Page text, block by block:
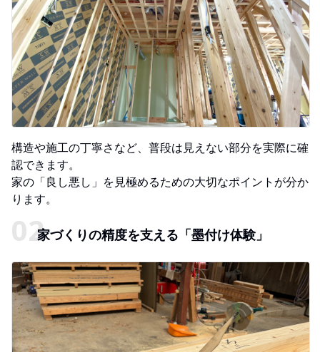
構造や施工の丁寧さなど、普段は見えない部分を実際に確
認できます。
家の「良し悪し」を見極めるための大切なポイントが分か
ります。
家づくりの精度を支える「墨付け体験」